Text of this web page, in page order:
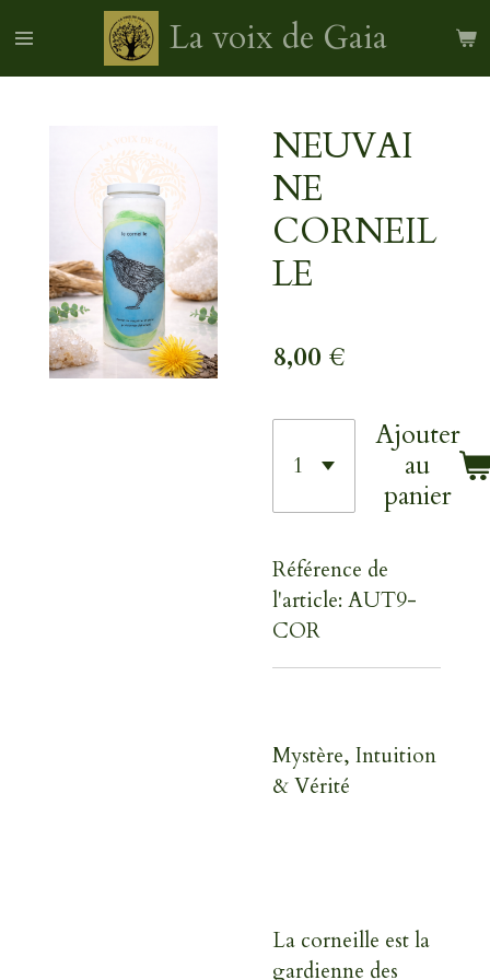
La voix de Gaia
NEUVAI
NE
CORNEIL
LE
8,00 €
Ajouter
au
panier
Référence de
l'article:AUT9-
COR
Mystère, Intuition
& Vérité
La corneille est la
gardienne des